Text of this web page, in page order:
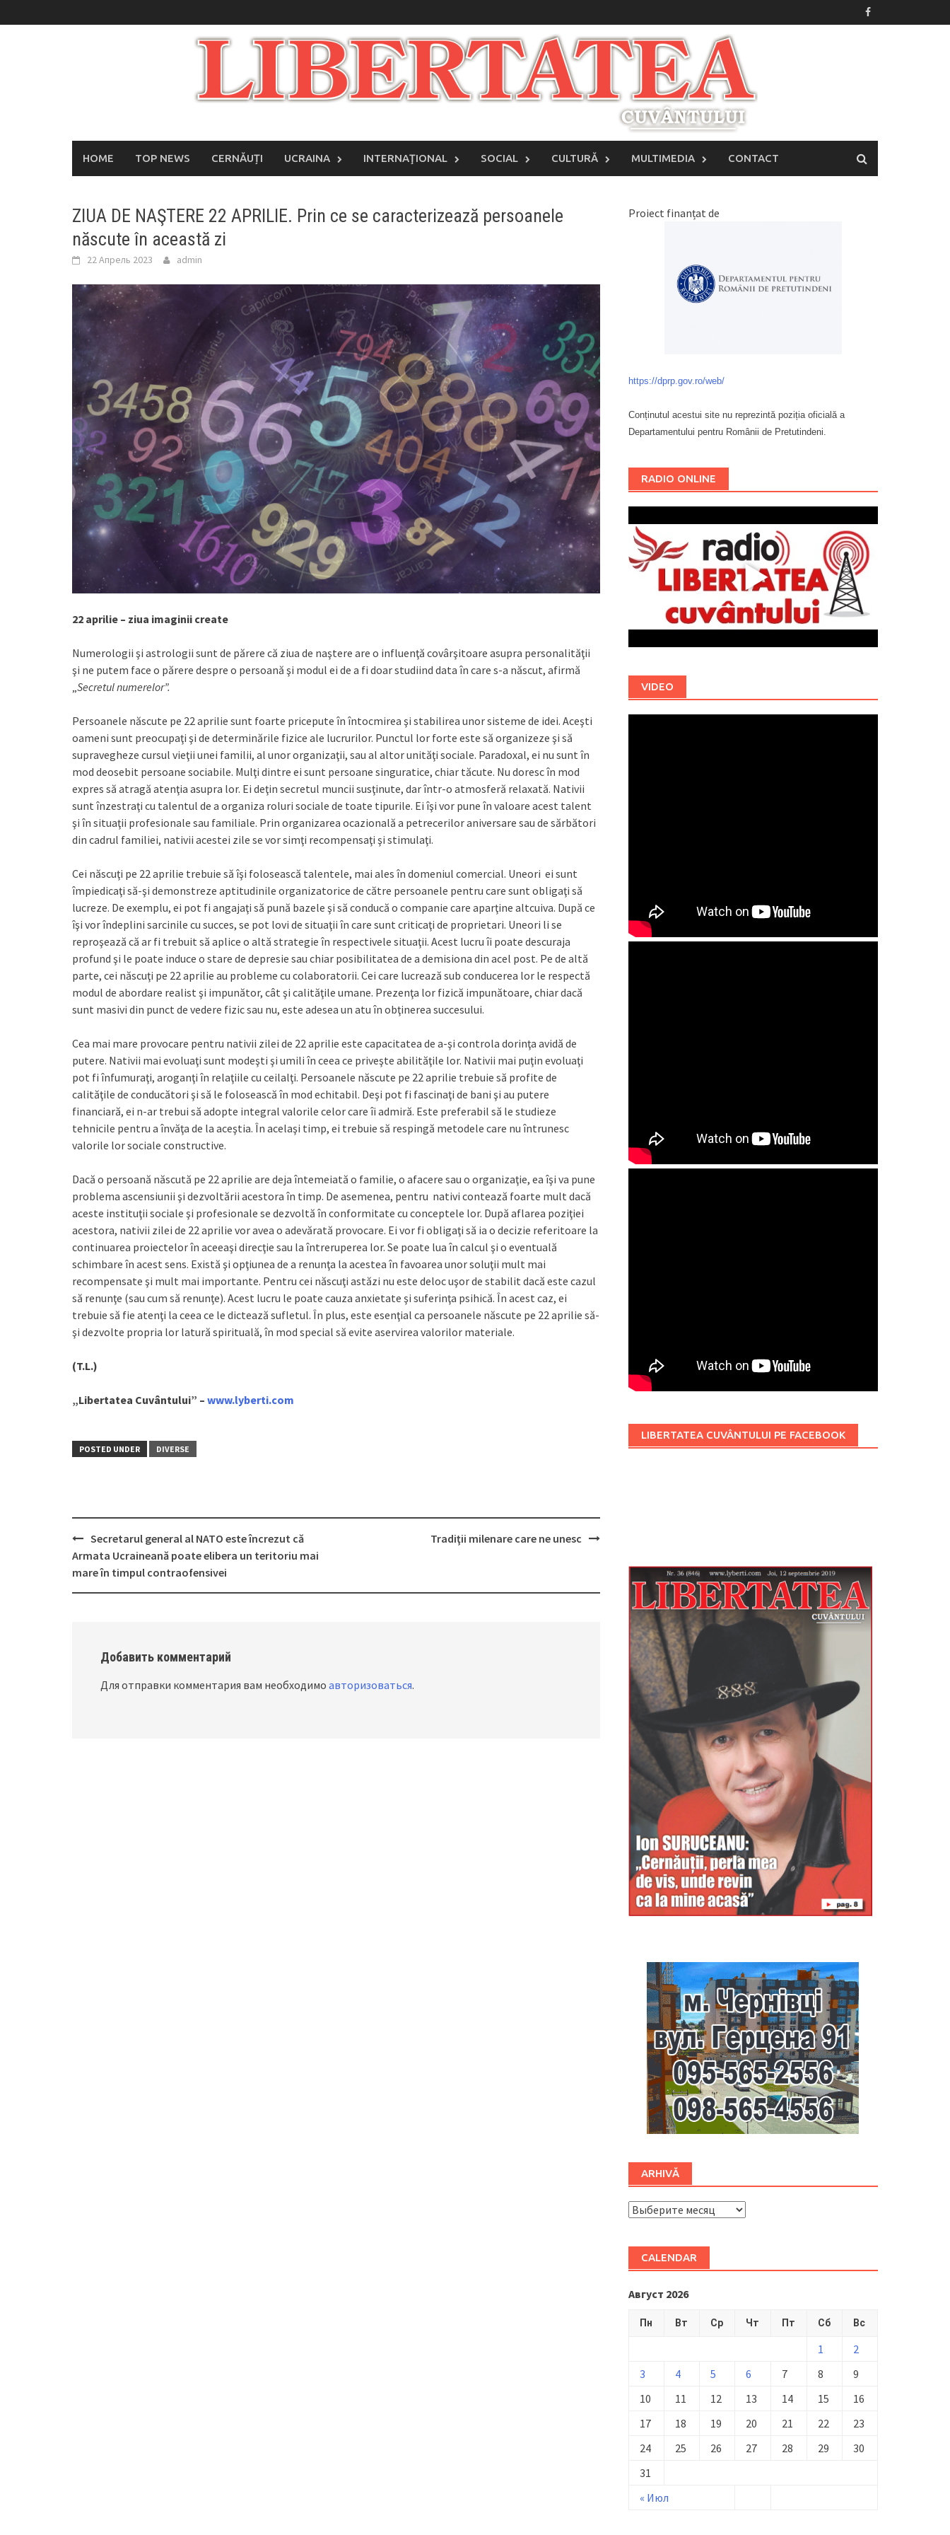
to
HOME TOP NEWS CERNĂUȚI UCRAINA INTERNAŢIONAL SOCIAL CULTURĂ MULTIMEDIA CONTACT
ZIUA DE NAŞTERE 22 APRILIE. Prin ce se caracterizează persoanele
născute în această zi
22 Апрель 2023 admin
22 aprilie – ziua imaginii create
Numerologii şi astrologii sunt de părere că ziua de naştere are o influenţă covârşitoare asupra personalităţii
şi ne putem face o părere despre o persoană şi modul ei de a fi doar studiind data în care s-a născut, afirmă
Secretul numerelor”.
Persoanele născute pe 22 aprilie sunt foarte pricepute în întocmirea şi stabilirea unor sisteme de idei. Aceşti
oameni sunt preocupaţi şi de determinările fizice ale lucrurilor. Punctul lor forte este să organizeze şi să
supravegheze cursul vieţii unei familii, al unor organizaţii, sau al altor unităţi sociale. Paradoxal, ei nu sunt în
mod deosebit persoane sociabile. Mulţi dintre ei sunt persoane singuratice, chiar tăcute. Nu doresc în mod
expres să atragă atenţia asupra lor. Ei deţin secretul muncii susţinute, dar într-o atmosferă relaxată. Nativii
sunt înzestraţi cu talentul de a organiza roluri sociale de toate tipurile. Ei îşi vor pune în valoare acest talent
şi în situaţii profesionale sau familiale. Prin organizarea ocazională a petrecerilor aniversare sau de sărbători
din cadrul familiei, nativii acestei zile se vor simţi recompensaţi şi stimulaţi.
Cei născuţi pe 22 aprilie trebuie să îşi folosească talentele, mai ales în domeniul comercial. Uneori ei sunt
împiedicaţi să-şi demonstreze aptitudinile organizatorice de către persoanele pentru care sunt obligaţi să
lucreze. De exemplu, ei pot fi angajaţi să pună bazele şi să conducă o companie care aparţine altcuiva. După ce
îşi vor îndeplini sarcinile cu succes, se pot lovi de situaţii în care sunt criticaţi de proprietari. Uneori li se
reproşează că ar fi trebuit să aplice o altă strategie în respectivele situaţii. Acest lucru îi poate descuraja
profund şi le poate induce o stare de depresie sau chiar posibilitatea de a demisiona din acel post. Pe de altă
parte, cei născuţi pe 22 aprilie au probleme cu colaboratorii. Cei care lucrează sub conducerea lor le respectă
modul de abordare realist şi impunător, cât şi calităţile umane. Prezenţa lor fizică impunătoare, chiar dacă
sunt masivi din punct de vedere fizic sau nu, este adesea un atu în obţinerea succesului.
Cea mai mare provocare pentru nativii zilei de 22 aprilie este capacitatea de a-şi controla dorinţa avidă de
putere. Nativii mai evoluaţi sunt modeşti şi umili în ceea ce priveşte abilităţile lor. Nativii mai puţin evoluaţi
pot fi înfumuraţi, aroganţi în relaţiile cu ceilalţi. Persoanele născute pe 22 aprilie trebuie să profite de
calităţile de conducători şi să le folosească în mod echitabil. Deşi pot fi fascinaţi de bani şi au putere
financiară, ei n-ar trebui să adopte integral valorile celor care îi admiră. Este preferabil să le studieze
tehnicile pentru a învăţa de la aceştia. În acelaşi timp, ei trebuie să respingă metodele care nu întrunesc
valorile lor sociale constructive.
Dacă o persoană născută pe 22 aprilie are deja întemeiată o familie, o afacere sau o organizaţie, ea îşi va pune
problema ascensiunii şi dezvoltării acestora în timp. De asemenea, pentru nativi contează foarte mult dacă
aceste instituţii sociale şi profesionale se dezvoltă în conformitate cu conceptele lor. După aflarea poziţiei
acestora, nativii zilei de 22 aprilie vor avea o adevărată provocare. Ei vor fi obligaţi să ia o decizie referitoare la
continuarea proiectelor în aceeaşi direcţie sau la întreruperea lor. Se poate lua în calcul şi o eventuală
schimbare în acest sens. Există şi opţiunea de a renunţa la acestea în favoarea unor soluţii mult mai
recompensate şi mult mai importante. Pentru cei născuţi astăzi nu este deloc uşor de stabilit dacă este cazul
să renunţe (sau cum să renunţe). Acest lucru le poate cauza anxietate şi suferinţa psihică. În acest caz, ei
trebuie să fie atenţi la ceea ce le dictează sufletul. În plus, este esenţial ca persoanele născute pe 22 aprilie să-
şi dezvolte propria lor latură spirituală, în mod special să evite aservirea valorilor materiale.
(T.L.)
„Libertatea Cuvântului” – www.lyberti.com
POSTED UNDER DIVERSE
Post
navigation
Secretarul general al NATO este încrezut că
Armata Ucraineană poate elibera un teritoriu mai
mare în timpul contraofensivei
Tradiţii milenare care ne unesc
Добавить комментарий
Для отправки комментария вам необходимо авторизоваться.
Proiect finanțat de
https://dprp.gov.ro/web/
Conținutul acestui site nu reprezintă poziția oficială a
Departamentului pentru Românii de Pretutindeni.
RADIO ONLINE
VIDEO
LIBERTATEA CUVÂNTULUI PE FACEBOOK
ARHIVĂ
ARHIVĂ
CALENDAR
Август 2026
Пн Вт Ср Чт Пт Сб Вс
« Июл
1
2
3
4 5 6 7 8
9
10
11 12 13 14 15
16
17
18 19 20 21 22
23
24
25 26 27 28 29
30
31